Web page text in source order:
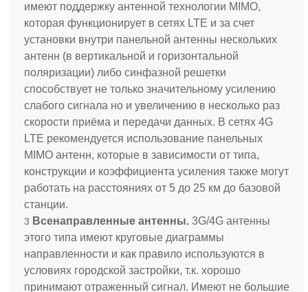
имеют поддержку антенной технологии MIMO,
которая функционирует в сетях LTE и за счет
установки внутри панельной антенны нескольких
антенн (в вертикальной и горизонтальной
поляризации) либо синфазной решетки
способствует не только значительному усилению
слабого сигнала но и увеличению в несколько раз
скорости приёма и передачи данных. В сетях 4G
LTE рекомендуется использование панельных
MIMO антенн, которые в зависимости от типа,
конструкции и коэффициента усиления также могут
работать на расстояниях от 5 до 25 км до базовой
станции.
Всенаправленные антенны. 3G/4G антенны
этого типа имеют круговые диаграммы
направленности и как правило используются в
условиях городской застройки, т.к. хорошо
принимают отраженный сигнал. Имеют не большие